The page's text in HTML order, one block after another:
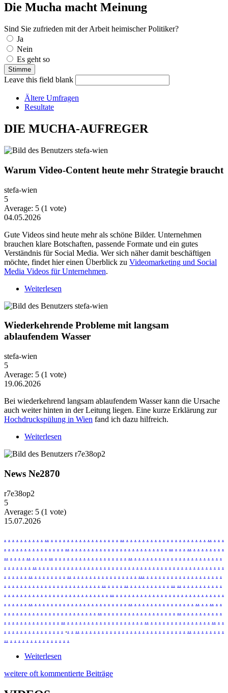
Die Mucha macht Meinung
Sind Sie zufrieden mit der Arbeit heimischer Politiker?
Auswahlmöglichkeiten
Ja
Nein
Es geht so
Leave this field blank
Ältere Umfragen
Resultate
DIE MUCHA-AUFREGER
Warum Video-Content heute mehr Strategie braucht
stefa-wien
5
Average: 5 (1 vote)
04.05.2026
Gute Videos sind heute mehr als schöne Bilder. Unternehmen
brauchen klare Botschaften, passende Formate und ein gutes
Verständnis für Social Media. Wer sich näher damit beschäftigen
möchte, findet hier einen Überblick zu Videomarketing und Social
Media Videos für Unternehmen.
Weiterlesen
Wiederkehrende Probleme mit langsam
ablaufendem Wasser
stefa-wien
5
Average: 5 (1 vote)
19.06.2026
Bei wiederkehrend langsam ablaufendem Wasser kann die Ursache
auch weiter hinten in der Leitung liegen. Eine kurze Erklärung zur
Hochdruckspülung in Wien fand ich dazu hilfreich.
Weiterlesen
News Ne2870
r7e38op2
5
Average: 5 (1 vote)
15.07.2026
. . . . . . . . . . .. . . . . . . . . . . . . . . . . . .. . . . . . . . . . . . . . . . . . . . . .. . . .
. . . . . . . . . . . . . . . .. . . . . . . . . . . . . . . . . . . . . . . . . .. . . . .. . . . . . . . .
.. . . . . .. . . . . .. . . . . . . . . . . . . . . . . . . .. . . . . . . . . . . . . . . . . . . . . . .
. . . . . . . .. . . . . . . . . . . . . . . . . . . . . . . . . . . . . . . . . . . . . . . . . . . . . . .
. . . . . . .. . . . . . . . . .. . . . . . . . . . . . . . . . . ... . . . . . . . . . . . . . . . . . . .
. . . . . . . . . . . . . . . . . . . . . . . . .. . . . . .. . . . . . . . . . . .. .. . . . . . . . . . .
. . . . . . . . . . . . . . . . . . . . . . . . . . .. . . . . . . . . . . . . . . . . . . . . . . . . . . .
. . . . . . .. . . . . . . . . . . . . . . . . . . . . . . . .. . . . . . . . . . . . . . . . .. . . .. . .
. . . . . . . . . . . . . . . . . . . . . . . .. . . . . . . . . . . . . . . . . . . .. . . . . . . . . . .
. . . . . . . . . . . . . . .. . . . . . . . . . . . . . . . . . . . .. . . . . . . . . . . . . . . . .. . .
. . . . . . . . . . . . . . . .. . .. . . . . . . . . . . . . . . . . . . . . . . . . . . .. . . . . . . . .
.. . . . . . . . . . . . . . . .
Weiterlesen
weitere oft kommentierte Beiträge